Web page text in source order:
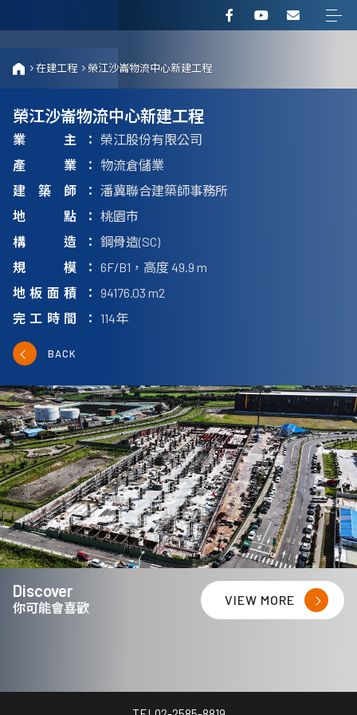
在建工程 榮江沙崙物流中心新建工程
榮江沙崙物流中心新建工程
業主
榮江股份有限公司
產業
物流倉儲業
建築師
潘冀聯合建築師事務所
地點
桃園市
構造
鋼骨造(SC)
規模
6F/B1，高度 49.9 m
地板面積
94176.03 m2
完工時間
114年
BACK
Discover
你可能會喜歡
VIEW MORE